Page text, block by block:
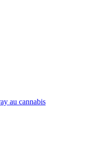
au cannabis